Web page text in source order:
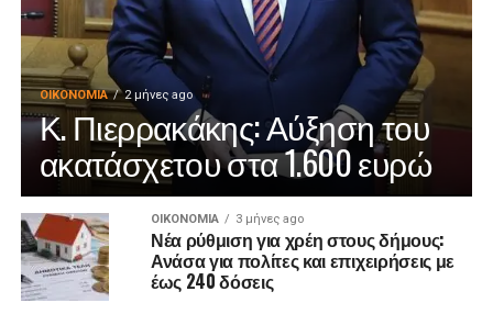
ΟΙΚΟΝΟΜΊΑ 2 μήνες ago
Κ. Πιερρακάκης: Αύξηση του
ακατάσχετου στα 1.600 ευρώ
ΟΙΚΟΝΟΜΊΑ 3 μήνες ago
Νέα ρύθμιση για χρέη στους δήμους:
Ανάσα για πολίτες και επιχειρήσεις με
έως 240 δόσεις